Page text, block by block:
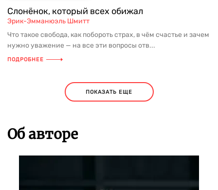
Слонёнок, который всех обижал
Эрик-Эмманюэль Шмитт
Что такое свобода, как побороть страх, в чём счастье и зачем
нужно уважение — на все эти вопросы отв...
ПОДРОБНЕЕ
ПОКАЗАТЬ ЕЩЕ
Об авторе